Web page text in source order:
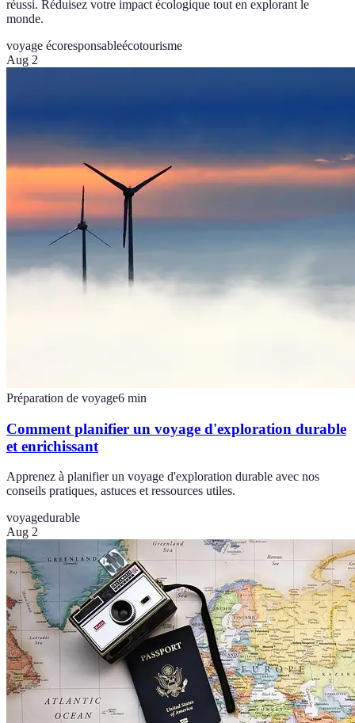
réussi. Réduisez votre impact écologique tout en explorant le
monde.
voyage écoresponsableécotourisme
Aug 2
Préparation de voyage6 min
Comment planifier un voyage d'exploration durable
et enrichissant
Apprenez à planifier un voyage d'exploration durable avec nos
conseils pratiques, astuces et ressources utiles.
voyagedurable
Aug 2